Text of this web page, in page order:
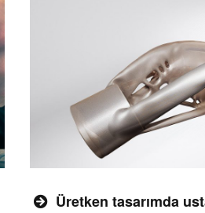
 Üretken tasarımda